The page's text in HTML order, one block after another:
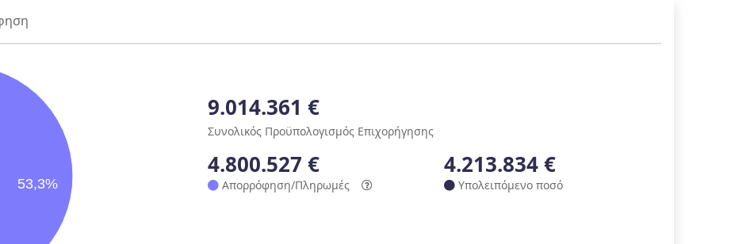
53,3%
9.014.361 €
Συνολικός Προϋπολογισμός Επιχορήγησης
4.800.527 €
Απορρόφηση/Πληρωμές
4.213.834 €
Υπολειπόμενο ποσό